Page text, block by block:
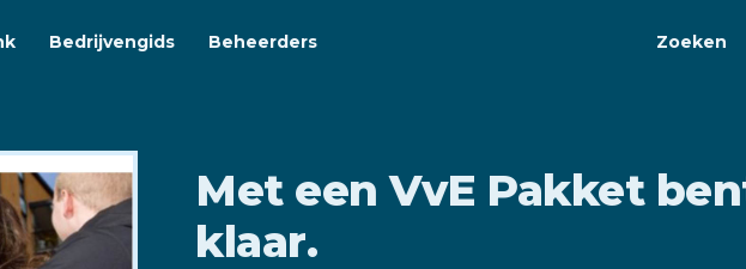
Bedrijvengids Beheerders Zoeken
Met een VvE Pakket
klaar.